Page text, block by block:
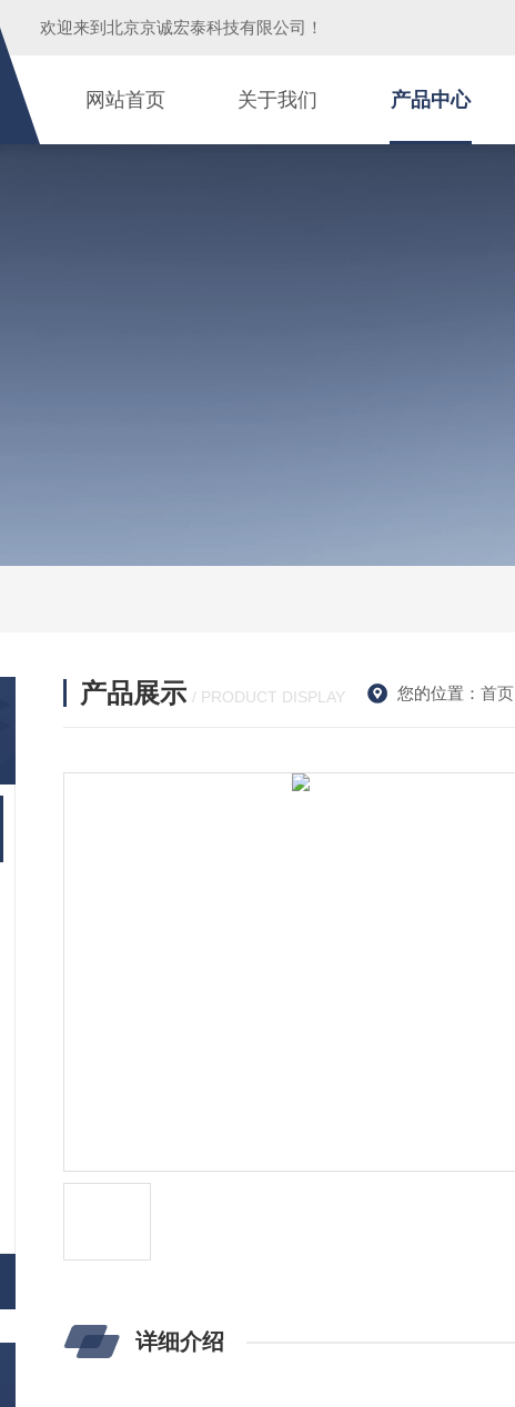
欢迎来到 北京京诚宏泰科技有限公司 ！
网站首页 关于我们 产品中心
产品展示 / PRODUCT DISPLAY 您的位置： 首页
详细介绍